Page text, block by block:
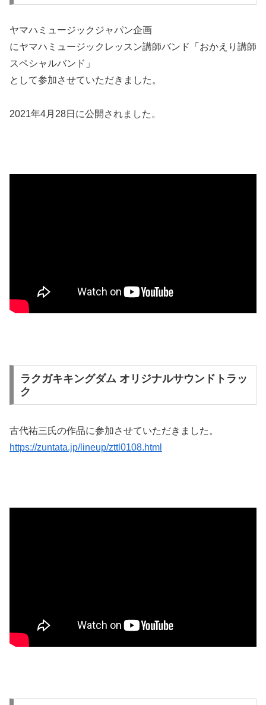
ヤマハミュージックジャパン企画
にヤマハミュージックレッスン講師バンド「おかえり講師
スペシャルバンド」
として参加させていただきました。
2021年4月28日に公開されました。
ラクガキキングダム オリジナルサウンドトラッ
ク
古代祐三氏の作品に参加させていただきました。
https://zuntata.jp/lineup/zttl0108.html